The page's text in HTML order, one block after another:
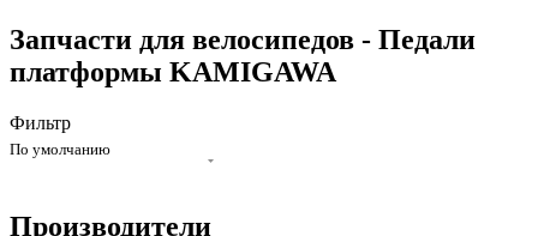
Запчасти для велосипедов - Педали
платформы KAMIGAWA
Фильтр
По умолчанию
Производители